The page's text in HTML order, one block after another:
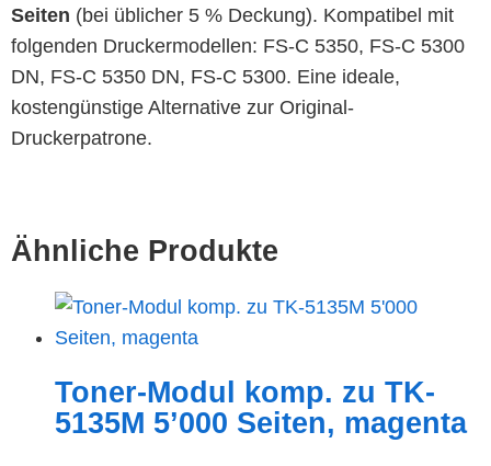
Seiten (bei üblicher 5 % Deckung). Kompatibel mit
folgenden Druckermodellen: FS-C 5350, FS-C 5300
DN, FS-C 5350 DN, FS-C 5300. Eine ideale,
kostengünstige Alternative zur Original-
Druckerpatrone.
Ähnliche Produkte
Toner-Modul komp. zu TK-
5135M 5’000 Seiten, magenta